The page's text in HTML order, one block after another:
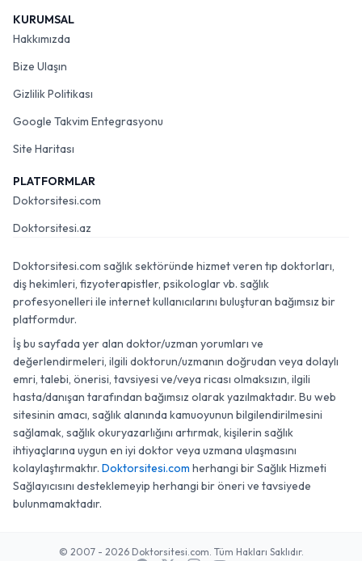
KURUMSAL
Hakkımızda
Bize Ulaşın
Gizlilik Politikası
Google Takvim Entegrasyonu
Site Haritası
PLATFORMLAR
Doktorsitesi.com
Doktorsitesi.az
Doktorsitesi.com sağlık sektöründe hizmet veren tıp doktorları,
diş hekimleri, fizyoterapistler, psikologlar vb. sağlık
profesyonelleri ile internet kullanıcılarını buluşturan bağımsız bir
platformdur.
İş bu sayfada yer alan doktor/uzman yorumları ve
değerlendirmeleri, ilgili doktorun/uzmanın doğrudan veya dolaylı
emri, talebi, önerisi, tavsiyesi ve/veya ricası olmaksızın, ilgili
hasta/danışan tarafından bağımsız olarak yazılmaktadır. Bu web
sitesinin amacı, sağlık alanında kamuoyunun bilgilendirilmesini
sağlamak, sağlık okuryazarlığını artırmak, kişilerin sağlık
ihtiyaçlarına uygun en iyi doktor veya uzmana ulaşmasını
kolaylaştırmaktır. Doktorsitesi.com herhangi bir Sağlık Hizmeti
Sağlayıcısını desteklemeyip herhangi bir öneri ve tavsiyede
bulunmamaktadır.
© 2007 - 2026 Doktorsitesi.com. Tüm Hakları Saklıdır.